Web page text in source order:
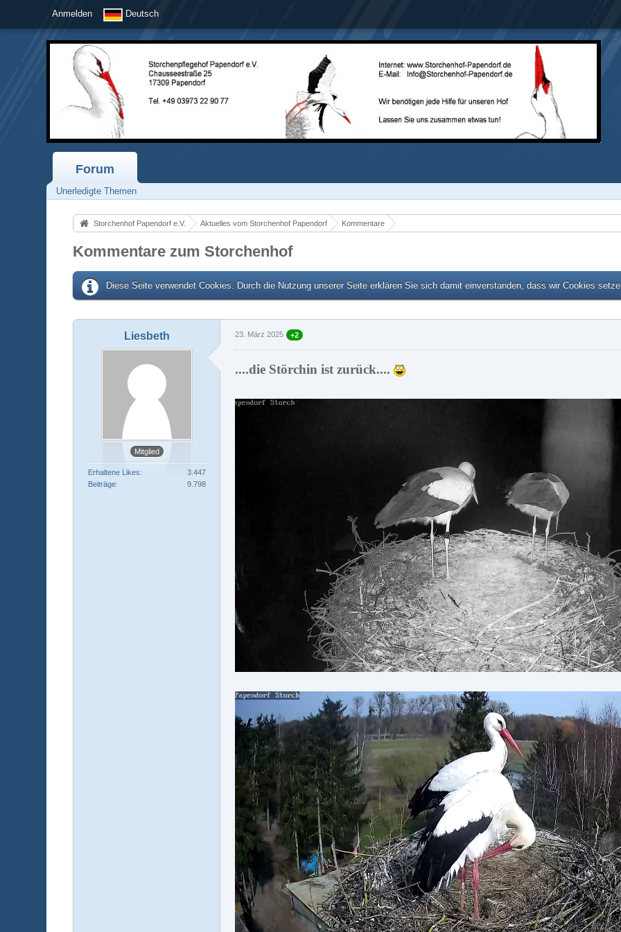
Anmelden Deutsch
Forum
Unerledigte Themen
Storchenhof Papendorf e.V. Aktuelles vom Storchenhof Papendorf Kommentare
Kommentare zum Storchenhof
Diese Seite verwendet Cookies. Durch die Nutzung unserer Seite erklären Sie sich damit einverstanden, dass wir Cookies
Liesbeth
Mitglied
Erhaltene Likes
3.447
Beiträge
9.798
23. März 2025 +2
....die Störchin ist zurück....